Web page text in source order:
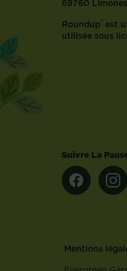
69760
Roundup® est
utilisée sous
Suivre La
Footer
Mentions